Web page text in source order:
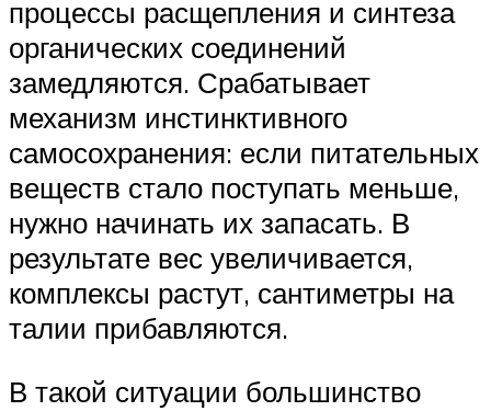
процессы расщепления и синтеза
органических соединений
замедляются. Срабатывает
механизм инстинктивного
самосохранения: если питательных
веществ стало поступать меньше,
нужно начинать их запасать. В
результате вес увеличивается,
комплексы растут, сантиметры на
талии прибавляются.
В такой ситуации большинство